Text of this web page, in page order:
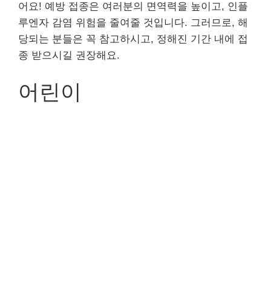
어요! 예방 접종은 여러분의 면역력을 높이고, 인플
루엔자 감염 위험을 줄여줄 것입니다. 그러므로, 해
당되는 분들은 꼭 참고하시고, 정해진 기간 내에 접
종 받으시길 권장해요.
어린이